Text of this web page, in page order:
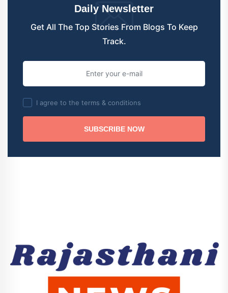
Daily Newsletter
Get All The Top Stories From Blogs To Keep
Track.
I agree to the terms & conditions
SUBSCRIBE NOW